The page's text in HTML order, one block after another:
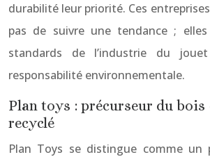
durabilité leur priorité. Ces
pas de suivre une tendance ;
standards de l’industrie du
responsabilité environnementale.
Plan toys : précurseur du bois
recyclé
Plan Toys se distingue comme un